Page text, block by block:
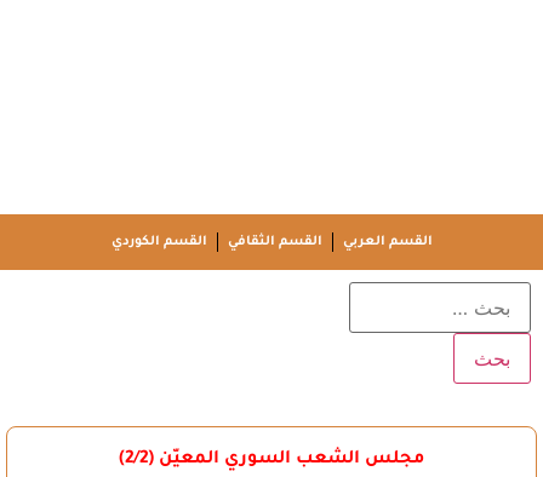
القسم العربي القسم الثقافي القسم الكوردي
مجلس الشعب السوري المعيّن (2/2)